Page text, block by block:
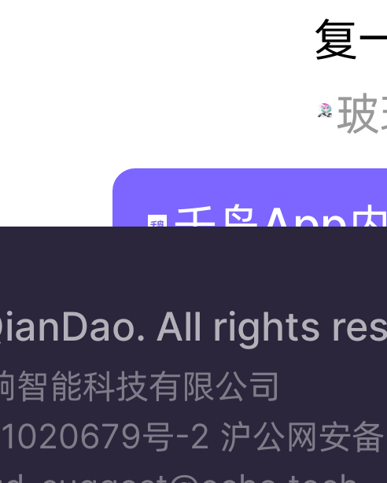
见
跟
夏
游
复
下
概
一
间
用
千岛App
All rights
智能科技有限公司
号-2 沪公网安